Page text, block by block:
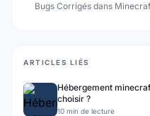
Bugs Corrigés dans
ARTICLES LIÉS
Hébergement
choisir ?
10 min de lecture